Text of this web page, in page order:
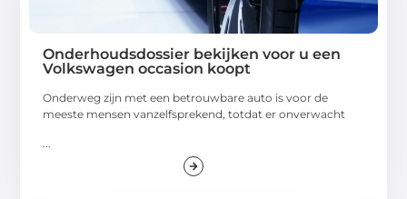
Onderhoudsdossier bekijken voor u een
Volkswagen occasion koopt
Onderweg zijn met een betrouwbare auto is voor de
meeste mensen vanzelfsprekend, totdat er onverwacht
...